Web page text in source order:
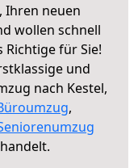
Ihren neuen
wollen schnell
Richtige für Sie!
und
nach Kestel,
,
handelt.